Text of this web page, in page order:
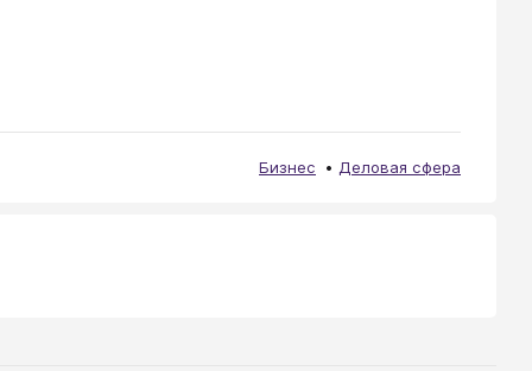
Бизнес Деловая сфера